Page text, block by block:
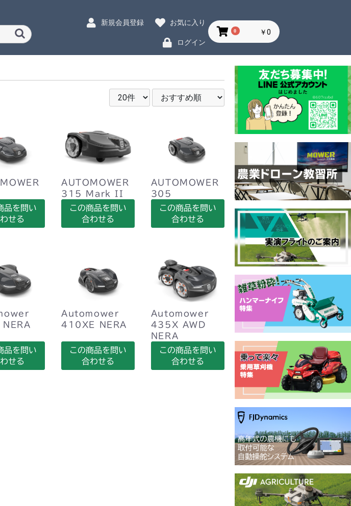
新規会員登録 お気に入り
ログイン
0 ￥0
品を問い
せる
AUTOMOWER
315 Mark II
この商品を問い
合わせる
AUTOMOWER
305
この商品を問い
合わせる
品を問い
せる
Automower
410XE NERA
この商品を問い
合わせる
Automower
435X AWD
NERA
この商品を問い
合わせる